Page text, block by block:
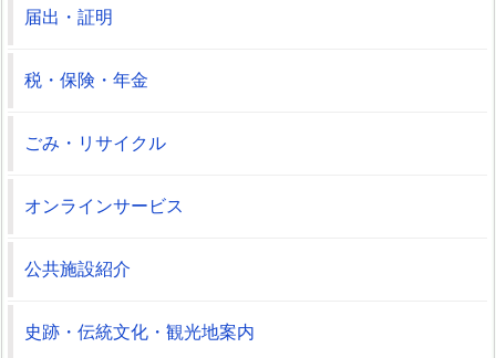
届出・証明
税・保険・年金
ごみ・リサイクル
オンラインサービス
公共施設紹介
史跡・伝統文化・観光地案内